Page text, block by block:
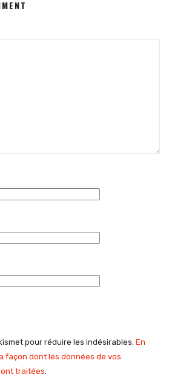
pour réduire les indésirables. En
façon dont les données de vos
traitées.